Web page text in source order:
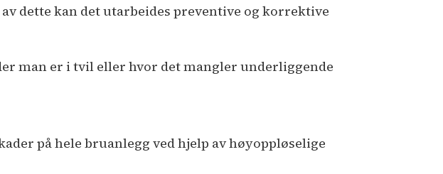
dette kan det utarbeides preventive og korrektive
man er i tvil eller hvor det mangler underliggende
på hele bruanlegg ved hjelp av høyoppløselige